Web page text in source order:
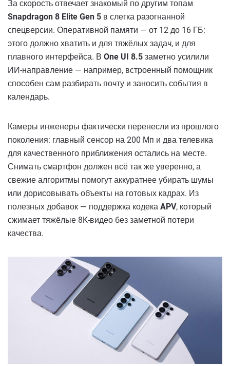
За скорость отвечает знакомый по другим топам
Snapdragon 8 Elite Gen 5 в слегка разогнанной
спецверсии. Оперативной памяти — от 12 до 16 ГБ:
этого должно хватить и для тяжёлых задач, и для
плавного интерфейса. В One UI 8.5 заметно усилили
ИИ-направление — например, встроенный помощник
способен сам разбирать почту и заносить события в
календарь.
Камеры инженеры фактически перенесли из прошлого
поколения: главный сенсор на 200 Мп и два телевика
для качественного приближения остались на месте.
Снимать смартфон должен всё так же уверенно, а
свежие алгоритмы помогут аккуратнее убирать шумы
или дорисовывать объекты на готовых кадрах. Из
полезных добавок — поддержка кодека APV, который
сжимает тяжёлые 8K-видео без заметной потери
качества.